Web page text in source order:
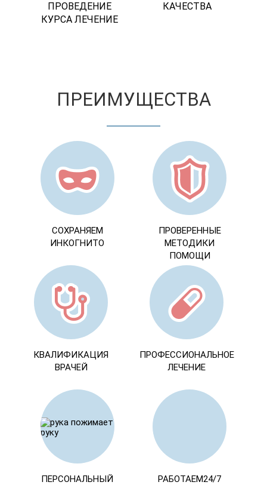
ПРОВЕДЕНИЕ
КУРСА ЛЕЧЕНИЕ
КАЧЕСТВА
ПРЕИМУЩЕСТВА
СОХРАНЯЕМ
ИНКОГНИТО
ПРОВЕРЕННЫЕ
МЕТОДИКИ
ПОМОЩИ
КВАЛИФИКАЦИЯ
ВРАЧЕЙ
ПРОФЕССИОНАЛЬНОЕ
ЛЕЧЕНИЕ
ПЕРСОНАЛЬНЫЙ
РАБОТАЕМ24/7